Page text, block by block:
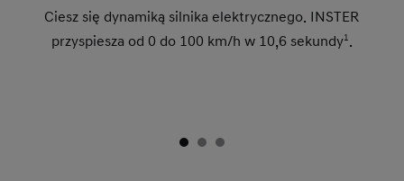
Ciesz się dynamiką silnika elektrycznego. INSTER
przyspiesza od 0 do 100 km/h w 10,6 sekundy1.